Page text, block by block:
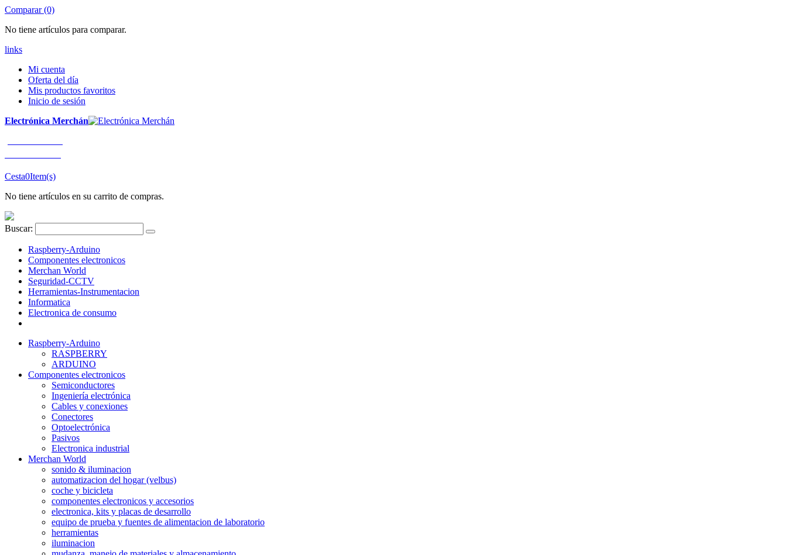
Comparar (0)
No tiene artículos para comparar.
links
Mi cuenta
Oferta del día
Mis productos favoritos
Inicio de sesión
Electrónica Merchán
Cesta0Item(s)
No tiene artículos en su carrito de compras.
Buscar:
Raspberry-Arduino
Componentes electronicos
Merchan World
Seguridad-CCTV
Herramientas-Instrumentacion
Informatica
Electronica de consumo
Raspberry-Arduino
RASPBERRY
ARDUINO
Componentes electronicos
Semiconductores
Ingeniería electrónica
Cables y conexiones
Conectores
Optoelectrónica
Pasivos
Electronica industrial
Merchan World
sonido & iluminacion
automatizacion del hogar (velbus)
coche y bicicleta
componentes electronicos y accesorios
electronica, kits y placas de desarrollo
equipo de prueba y fuentes de alimentacion de laboratorio
herramientas
iluminacion